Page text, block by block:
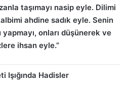
taşımayı nasip eyle. Dilimi
ahdine sadık eyle. Senin
onları düşünerek ve
ihsan eyle.”
Işığında Hadisler